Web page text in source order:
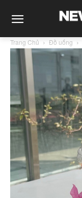
Trang Chủ Đồ uống